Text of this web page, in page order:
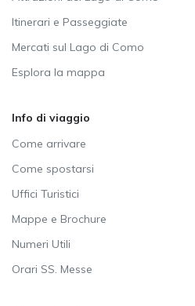
Itinerari e Passeggiate
Mercati sul Lago di Como
Esplora la mappa
Info di viaggio
Come arrivare
Come spostarsi
Uffici Turistici
Mappe e Brochure
Numeri Utili
Orari SS. Messe